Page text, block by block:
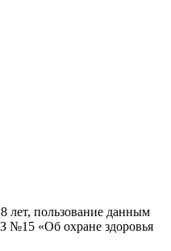
лет, пользование данным
№15 «Об охране здоровья